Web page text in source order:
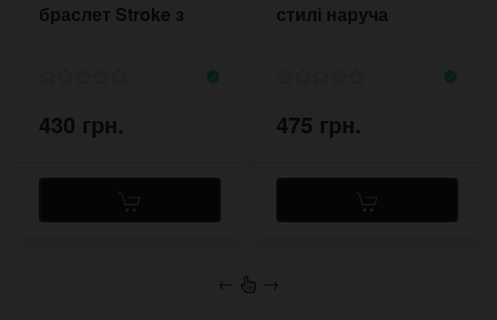
браслет Stroke з
430 грн.
стилі наруча
475 грн.
← →